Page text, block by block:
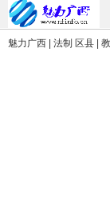
魅力广西 | 法制 区县 |